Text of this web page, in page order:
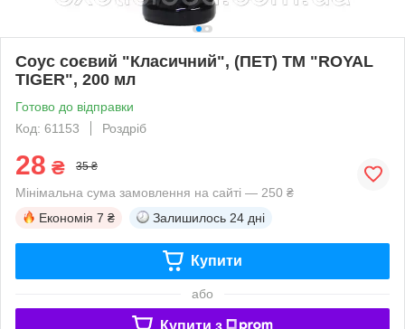
Соус соєвий "Класичний", (ПЕТ) ТМ "ROYAL
TIGER", 200 мл
Готово до відправки
Код: 61153
Роздріб
28 ₴ 35 ₴
Мінімальна сума замовлення на сайті — 250 ₴
Економія 7 ₴ Залишилось 24 дні
Купити
або
Купити з